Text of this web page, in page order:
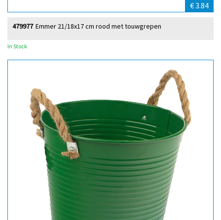
€ 3.84
Emmer 21/18x17 cm rood met touwgrepen
479977
In Stock